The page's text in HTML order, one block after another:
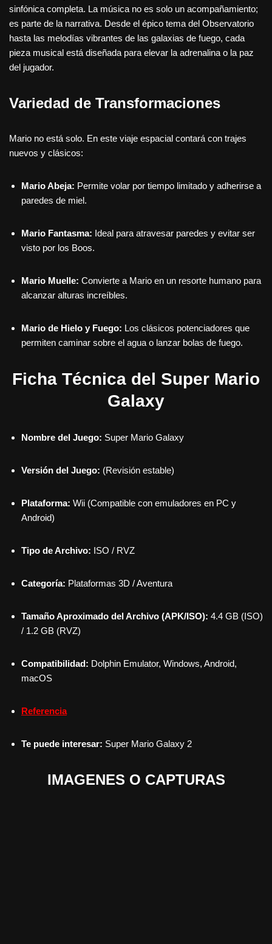
sinfónica completa. La música no es solo un acompañamiento;
es parte de la narrativa. Desde el épico tema del Observatorio
hasta las melodías vibrantes de las galaxias de fuego, cada
pieza musical está diseñada para elevar la adrenalina o la paz
del jugador.
Variedad de Transformaciones
Mario no está solo. En este viaje espacial contará con trajes
nuevos y clásicos:
Mario Abeja: Permite volar por tiempo limitado y adherirse a
paredes de miel.
Mario Fantasma: Ideal para atravesar paredes y evitar ser
visto por los Boos.
Mario Muelle: Convierte a Mario en un resorte humano para
alcanzar alturas increíbles.
Mario de Hielo y Fuego: Los clásicos potenciadores que
permiten caminar sobre el agua o lanzar bolas de fuego.
Ficha Técnica del Super Mario
Galaxy
Nombre del Juego: Super Mario Galaxy
Versión del Juego: (Revisión estable)
Plataforma: Wii (Compatible con emuladores en PC y
Android)
Tipo de Archivo: ISO / RVZ
Categoría: Plataformas 3D / Aventura
Tamaño Aproximado del Archivo (APK/ISO): 4.4 GB (ISO)
/ 1.2 GB (RVZ)
Compatibilidad: Dolphin Emulator, Windows, Android,
macOS
Referencia
Te puede interesar: Super Mario Galaxy 2
IMAGENES O CAPTURAS